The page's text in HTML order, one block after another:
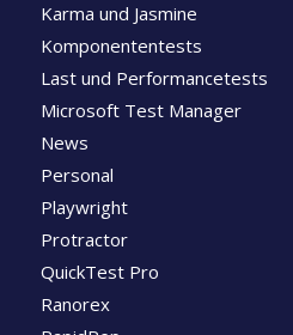
Karma und Jasmine
Komponententests
Last und Performancetests
Microsoft Test Manager
News
Personal
Playwright
Protractor
QuickTest Pro
Ranorex